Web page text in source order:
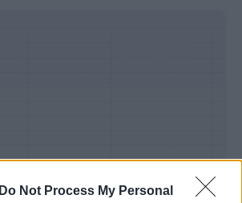
Do Not Process My Personal